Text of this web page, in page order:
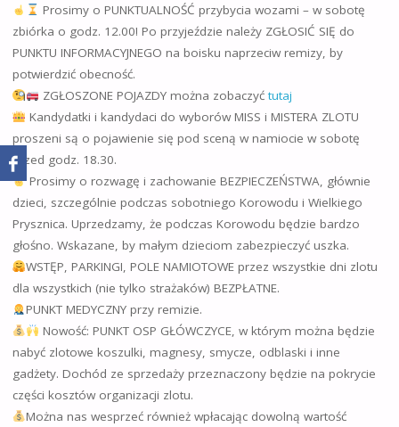
Prosimy o PUNKTUALNOŚĆ przybycia wozami – w sobotę
zbiórka o godz. 12.00! Po przyjeździe należy ZGŁOSIĆ SIĘ do
PUNKTU INFORMACYJNEGO na boisku naprzeciw remizy, by
potwierdzić obecność.
ZGŁOSZONE POJAZDY można zobaczyć tutaj
Kandydatki i kandydaci do wyborów MISS i MISTERA ZLOTU
proszeni są o pojawienie się pod sceną w namiocie w sobotę
przed godz. 18.30.
Prosimy o rozwagę i zachowanie BEZPIECZEŃSTWA, głównie
dzieci, szczególnie podczas sobotniego Korowodu i Wielkiego
Prysznica. Uprzedzamy, że podczas Korowodu będzie bardzo
głośno. Wskazane, by małym dzieciom zabezpieczyć uszka.
WSTĘP, PARKINGI, POLE NAMIOTOWE przez wszystkie dni zlotu
dla wszystkich (nie tylko strażaków) BEZPŁATNE.
PUNKT MEDYCZNY przy remizie.
Nowość: PUNKT OSP GŁÓWCZYCE, w którym można będzie
nabyć zlotowe koszulki, magnesy, smycze, odblaski i inne
gadżety. Dochód ze sprzedaży przeznaczony będzie na pokrycie
części kosztów organizacji zlotu.
Można nas wesprzeć również wpłacając dowolną wartość